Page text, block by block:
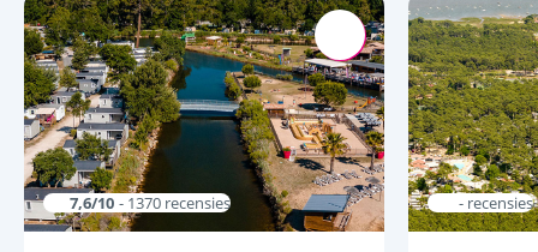
7,6/10 - 1370 recensies - recensies